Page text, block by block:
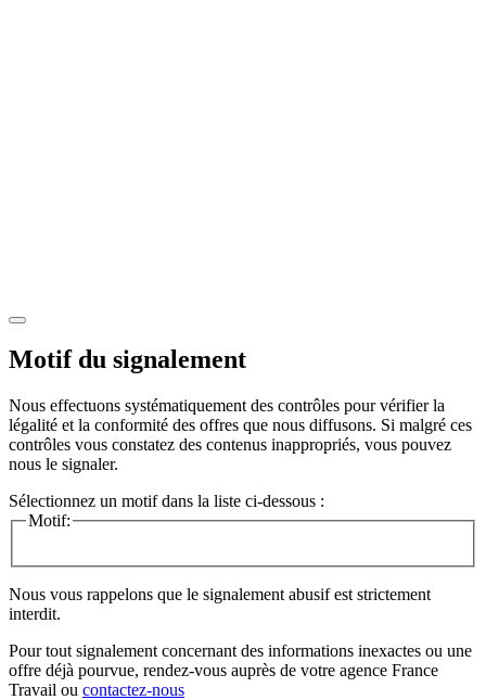
Motif du signalement
Nous effectuons systématiquement des contrôles pour vérifier la
légalité et la conformité des offres que nous diffusons. Si malgré ces
contrôles vous constatez des contenus inappropriés, vous pouvez
nous le signaler.
Sélectionnez un motif dans la liste ci-dessous :
Motif:
Nous vous rappelons que le signalement abusif est strictement
interdit.
Pour tout signalement concernant des informations inexactes ou une
offre déjà pourvue, rendez-vous auprès de votre agence France
Travail ou contactez-nous